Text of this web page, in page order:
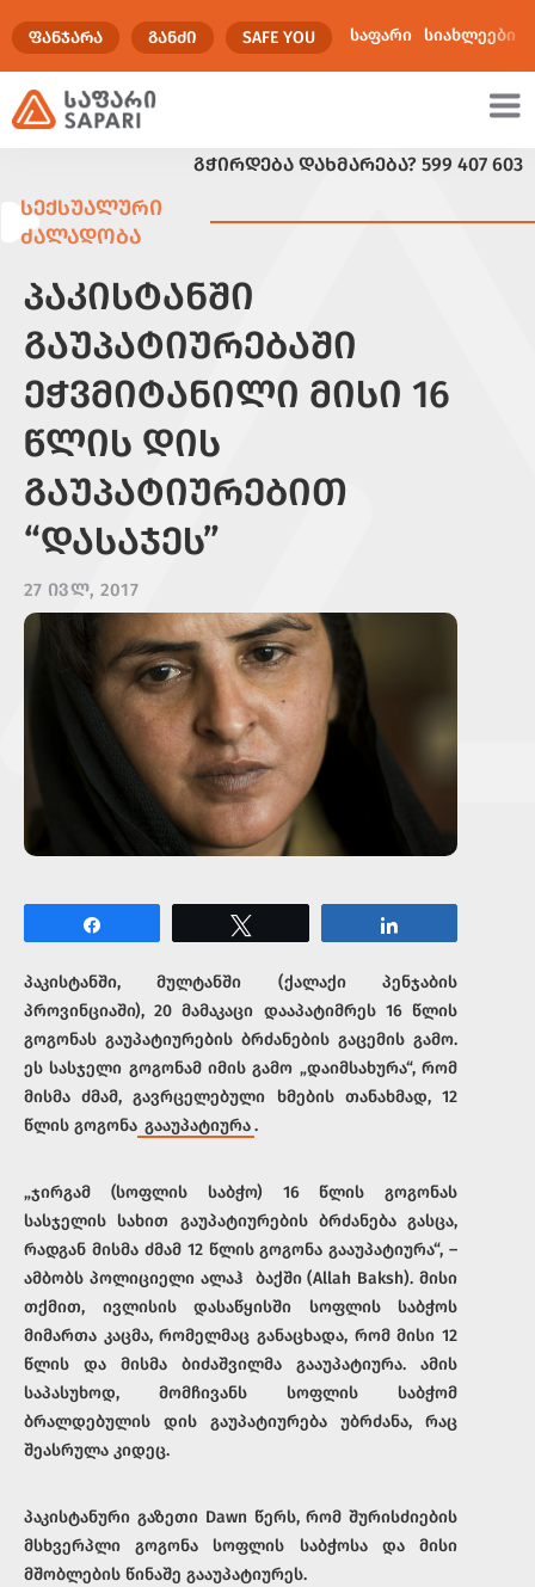
ᲤᲐᲜᲯᲐᲠᲐ ᲒᲐᲜᲫᲘ SAFE YOU საფარი სიახლეები
ᲒᲭᲘᲠᲓᲔᲑᲐ ᲓᲐᲮᲛᲐᲠᲔᲑᲐ? 599 407 603
ᲡᲔᲥᲡᲣᲐᲚᲣᲠᲘ
ᲫᲐᲚᲐᲓᲝᲑᲐ
ᲞᲐᲙᲘᲡᲢᲐᲜᲨᲘ
ᲒᲐᲣᲞᲐᲢᲘᲣᲠᲔᲑᲐᲨᲘ
ᲔᲭᲕᲛᲘᲢᲐᲜᲘᲚᲘ ᲛᲘᲡᲘ 16
ᲬᲚᲘᲡ ᲓᲘᲡ
ᲒᲐᲣᲞᲐᲢᲘᲣᲠᲔᲑᲘᲗ
“ᲓᲐᲡᲐᲯᲔᲡ”
27 ᲘᲕᲚ, 2017
პაკისტანში, მულტანში (ქალაქი პენჯაბის
პროვინციაში), 20 მამაკაცი დააპატიმრეს 16 წლის
გოგონას გაუპატიურების ბრძანების გაცემის გამო.
ეს სასჯელი გოგონამ იმის გამო „დაიმსახურა“, რომ
მისმა ძმამ, გავრცელებული ხმების თანახმად, 12
წლის გოგონა გააუპატიურა.
„ჯირგამ (სოფლის საბჭო) 16 წლის გოგონას
სასჯელის სახით გაუპატიურების ბრძანება გასცა,
რადგან მისმა ძმამ 12 წლის გოგონა გააუპატიურა“, –
ამბობს პოლიციელი ალაჰ ბაქში (Allah Baksh). მისი
თქმით, ივლისის დასაწყისში სოფლის საბჭოს
მიმართა კაცმა, რომელმაც განაცხადა, რომ მისი 12
წლის და მისმა ბიძაშვილმა გააუპატიურა. ამის
საპასუხოდ, მომჩივანს სოფლის საბჭომ
ბრალდებულის დის გაუპატიურება უბრძანა, რაც
შეასრულა კიდეც.
პაკისტანური გაზეთი Dawn წერს, რომ შურისძიების
მსხვერპლი გოგონა სოფლის საბჭოსა და მისი
მშობლების წინაშე გააუპატიურეს.